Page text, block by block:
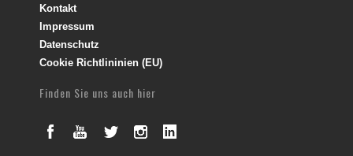
Kontakt
Impressum
Datenschutz
Cookie Richtlininien (EU)
Finden Sie uns auch hier